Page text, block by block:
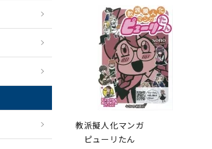
教派擬人化マンガ
ピューリたん